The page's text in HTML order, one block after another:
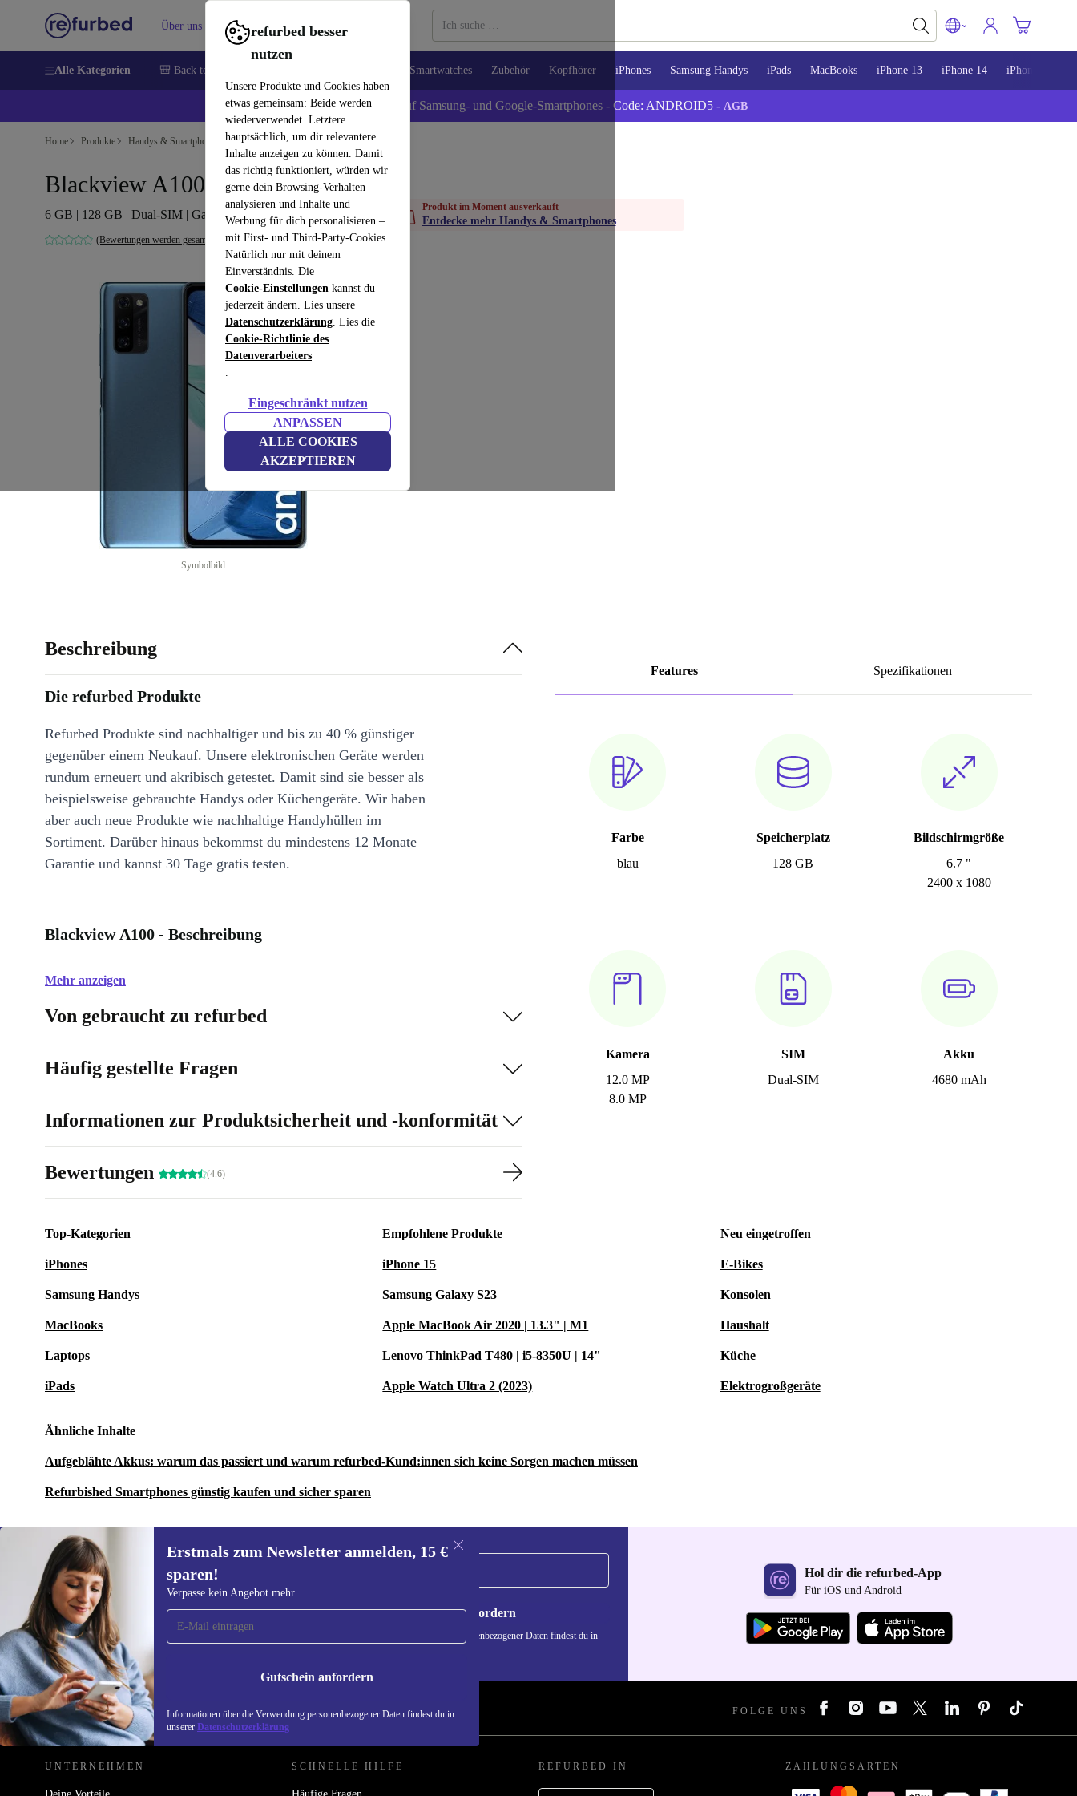
refurbed besser
nutzen
Unsere Produkte und Cookies haben
etwas gemeinsam: Beide werden
wiederverwendet. Letztere
hauptsächlich, um dir relevantere
Inhalte anzeigen zu können. Damit
das richtig funktioniert, würden wir
gerne dein Browsing-Verhalten
analysieren und Inhalte und
Werbung für dich personalisieren –
mit First- und Third-Party-Cookies.
Natürlich nur mit deinem
Einverständnis. Die
Cookie-Einstellungen kannst du
jederzeit ändern. Lies unsere
Datenschutzerklärung. Lies die
Cookie-Richtlinie des
Datenverarbeiters
.
Eingeschränkt nutzen
ANPASSEN
ALLE COOKIES
AKZEPTIEREN
Über uns Verkaufen Hilfe
Alle Kategorien 🎒 Back to school Smartwatches Zubehör Kopfhörer iPhones Samsung Handys iPads MacBooks iPhone 13 iPhone 14 iPhone 15
💰 Extra -5% auf Samsung- und Google-Smartphones - Code: ANDROID5 - AGB
Home Produkte Handys & Smartphones
Blackview A100
6 GB | 128 GB | Dual-SIM | Galaxy Blue
(Bewertungen werden gesammelt)
Symbolbild
Produkt im Moment ausverkauft
Entdecke mehr Handys & Smartphones
Features Spezifikationen
Farbe
blau
Speicherplatz
128 GB
Bildschirmgröße
6.7 "
2400 x 1080
Kamera
12.0 MP
8.0 MP
SIM
Dual-SIM
Akku
4680 mAh
Beschreibung
Die refurbed Produkte
Refurbed Produkte sind nachhaltiger und bis zu 40 % günstiger
gegenüber einem Neukauf. Unsere elektronischen Geräte werden
rundum erneuert und akribisch getestet. Damit sind sie besser als
beispielsweise gebrauchte Handys oder Küchengeräte. Wir haben
aber auch neue Produkte wie nachhaltige Handyhüllen im
Sortiment. Darüber hinaus bekommst du mindestens 12 Monate
Garantie und kannst 30 Tage gratis testen.
Blackview A100 - Beschreibung
Mehr anzeigen
Von gebraucht zu refurbed
Häufig gestellte Fragen
Informationen zur Produktsicherheit und -konformität
Bewertungen (4.6)
Top-Kategorien
iPhones
Samsung Handys
MacBooks
Laptops
iPads
Empfohlene Produkte
iPhone 15
Samsung Galaxy S23
Apple MacBook Air 2020 | 13.3" | M1
Lenovo ThinkPad T480 | i5-8350U | 14"
Apple Watch Ultra 2 (2023)
Neu eingetroffen
E-Bikes
Konsolen
Haushalt
Küche
Elektrogroßgeräte
Ähnliche Inhalte
Aufgeblähte Akkus: warum das passiert und warum refurbed-Kund:innen sich keine Sorgen machen müssen
Refurbished Smartphones günstig kaufen und sicher sparen
Erstmals zum Newsletter anmelden, 15 €
sparen!
Verpasse kein Angebot mehr
Gutschein anfordern
Informationen über die Verwendung personenbezogener Daten findest du in
unserer Datenschutzerklärung
Erstmals zum Newsletter
anmelden, 15 € sparen!
Verpasse kein Angebot mehr.
Gutschein anfordern
Informationen über die Verwendung personenbezogener Daten findest du in
Hol dir die refurbed-App
Für iOS und Android
REFURBED DEUTSCHLAND - RETHINK NEW. FOLGE UNS
UNTERNEHMEN SCHNELLE HILFE REFURBED IN ZAHLUNGSARTEN